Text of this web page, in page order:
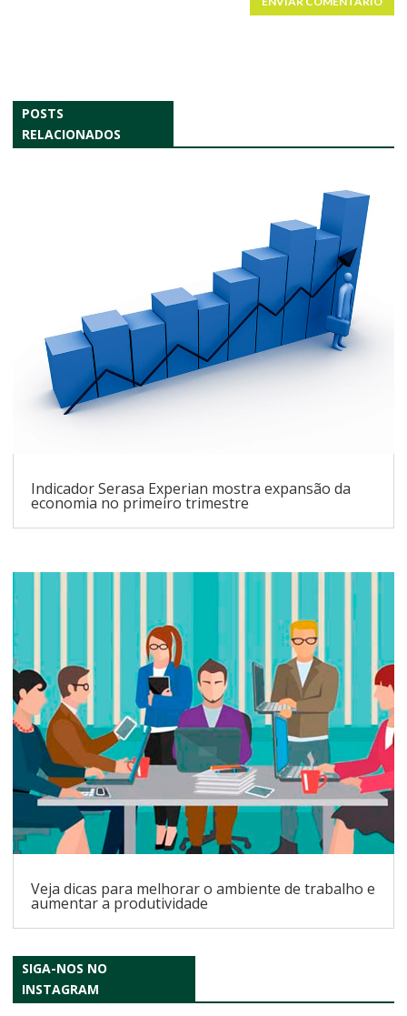
POSTS
RELACIONADOS
Indicador Serasa Experian mostra expansão da
economia no primeiro trimestre
Veja dicas para melhorar o ambiente de trabalho e
aumentar a produtividade
SIGA-NOS NO
INSTAGRAM